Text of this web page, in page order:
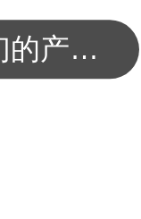
可以介绍下你们的产品么？